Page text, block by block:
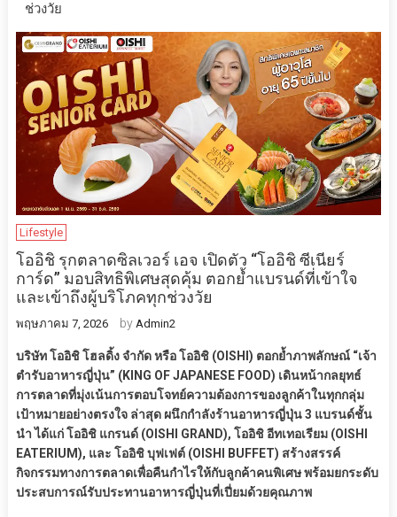
ช่วงวัย
Lifestyle
โออิชิ รุกตลาดซิลเวอร์ เอจ เปิดตัว “โออิชิ ซีเนียร์
การ์ด” มอบสิทธิพิเศษสุดคุ้ม ตอกย้ำแบรนด์ที่เข้าใจ
และเข้าถึงผู้บริโภคทุกช่วงวัย
พฤษภาคม 7, 2026 by Admin2
บริษัท โออิชิ โฮลดิ้ง จำกัด หรือ โออิชิ (OISHI) ตอกย้ำภาพลักษณ์ “เจ้า
ตำรับอาหารญี่ปุ่น” (KING OF JAPANESE FOOD) เดินหน้ากลยุทธ์
การตลาดที่มุ่งเน้นการตอบโจทย์ความต้องการของลูกค้าในทุกกลุ่ม
เป้าหมายอย่างตรงใจ ล่าสุด ผนึกกำลังร้านอาหารญี่ปุ่น 3 แบรนด์ชั้น
นำ ได้แก่ โออิชิ แกรนด์ (OISHI GRAND), โออิชิ อีทเทอเรียม (OISHI
EATERIUM), และ โออิชิ บุฟเฟต์ (OISHI BUFFET) สร้างสรรค์
กิจกรรมทางการตลาดเพื่อคืนกำไรให้กับลูกค้าคนพิเศษ พร้อมยกระดับ
ประสบการณ์รับประทานอาหารญี่ปุ่นที่เปี่ยมด้วยคุณภาพ